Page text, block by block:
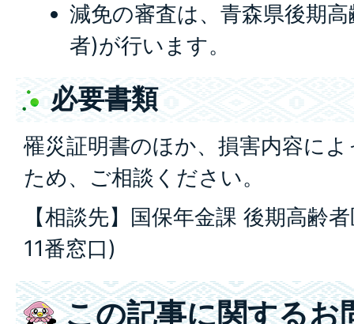
減免の審査は、青森県後期
者)が行います。
必要書類
罹災証明書のほか、損害内容に
ため、ご相談ください。
【相談先】国保年金課 後期高齢
11番窓口)
この記事に関するお